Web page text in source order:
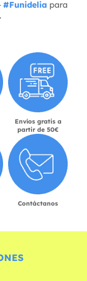
#Funidelia para
Envíos gratis a
partir de 50€
Contáctanos